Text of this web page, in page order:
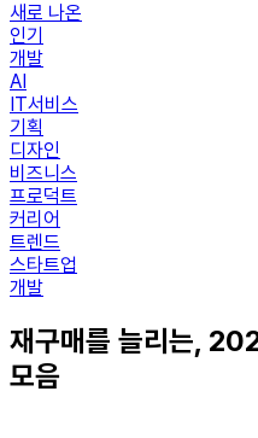
새로 나온
인기
개발
AI
IT서비스
기획
디자인
비즈니스
프로덕트
커리어
트렌드
스타트업
개발
재구매를 늘리는,
모음